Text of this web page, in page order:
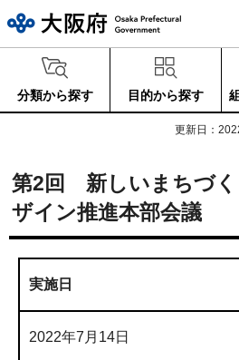
分類から探す 目的から探す
更新日：
第2回 新しいまちづ
ザイン推進本部会議
実施日
2022年7月14日